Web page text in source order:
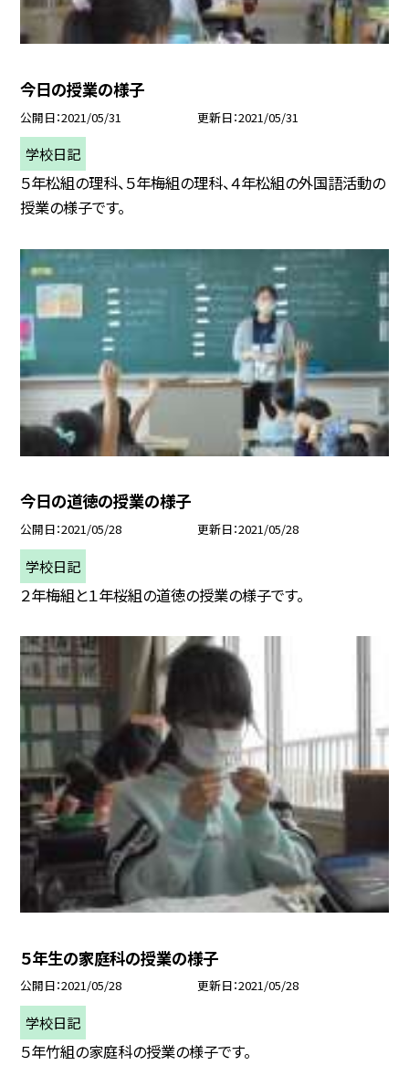
今日の授業の様子
公開日 2021/05/31 更新日 2021/05/31
学校日記
５年松組の理科、５年梅組の理科、４年松組の外国語活動の
授業の様子です。
今日の道徳の授業の様子
公開日 2021/05/28 更新日 2021/05/28
学校日記
２年梅組と１年桜組の道徳の授業の様子です。
５年生の家庭科の授業の様子
公開日 2021/05/28 更新日 2021/05/28
学校日記
５年竹組の家庭科の授業の様子です。